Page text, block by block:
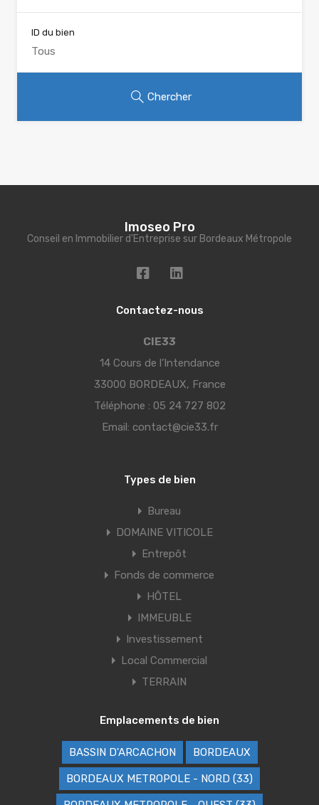
ID du bien
Chercher
Imoseo Pro
Conseil en Immobilier d'Entreprise sur Bordeaux Métropole
Contactez-nous
CIE33
14 Cours de l’Intendance
33000 BORDEAUX, France
Téléphone : 05 24 727 802
Email: contact@cie33.fr
Types de bien
Bureau
DOMAINE VITICOLE
Entrepôt
Fonds de commerce
HÔTEL
IMMEUBLE
Investissement
Local Commercial
TERRAIN
Emplacements de bien
BASSIN D'ARCACHON BORDEAUX
BORDEAUX METROPOLE - NORD (33)